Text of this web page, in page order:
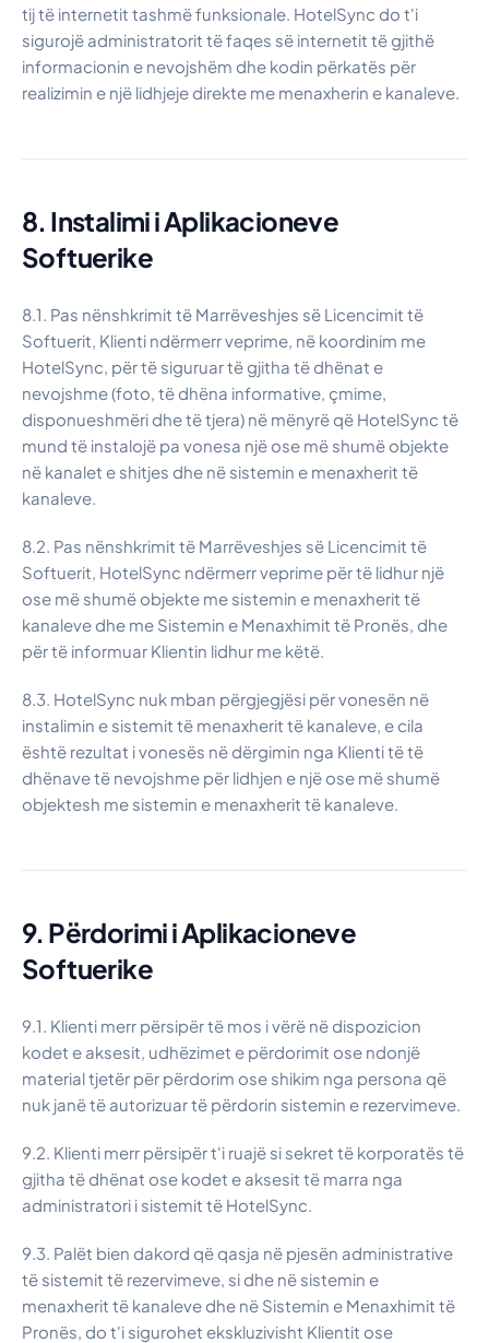
tij të internetit tashmë funksionale. HotelSync do t'i
sigurojë administratorit të faqes së internetit të gjithë
informacionin e nevojshëm dhe kodin përkatës për
realizimin e një lidhjeje direkte me menaxherin e kanaleve.
8. Instalimi i Aplikacioneve
Softuerike
8.1. Pas nënshkrimit të Marrëveshjes së Licencimit të
Softuerit, Klienti ndërmerr veprime, në koordinim me
HotelSync, për të siguruar të gjitha të dhënat e
nevojshme (foto, të dhëna informative, çmime,
disponueshmëri dhe të tjera) në mënyrë që HotelSync të
mund të instalojë pa vonesa një ose më shumë objekte
në kanalet e shitjes dhe në sistemin e menaxherit të
kanaleve.
8.2. Pas nënshkrimit të Marrëveshjes së Licencimit të
Softuerit, HotelSync ndërmerr veprime për të lidhur një
ose më shumë objekte me sistemin e menaxherit të
kanaleve dhe me Sistemin e Menaxhimit të Pronës, dhe
për të informuar Klientin lidhur me këtë.
8.3. HotelSync nuk mban përgjegjësi për vonesën në
instalimin e sistemit të menaxherit të kanaleve, e cila
është rezultat i vonesës në dërgimin nga Klienti të të
dhënave të nevojshme për lidhjen e një ose më shumë
objektesh me sistemin e menaxherit të kanaleve.
9. Përdorimi i Aplikacioneve
Softuerike
9.1. Klienti merr përsipër të mos i vërë në dispozicion
kodet e aksesit, udhëzimet e përdorimit ose ndonjë
material tjetër për përdorim ose shikim nga persona që
nuk janë të autorizuar të përdorin sistemin e rezervimeve.
9.2. Klienti merr përsipër t'i ruajë si sekret të korporatës të
gjitha të dhënat ose kodet e aksesit të marra nga
administratori i sistemit të HotelSync.
9.3. Palët bien dakord që qasja në pjesën administrative
të sistemit të rezervimeve, si dhe në sistemin e
menaxherit të kanaleve dhe në Sistemin e Menaxhimit të
Pronës, do t'i sigurohet ekskluzivisht Klientit ose